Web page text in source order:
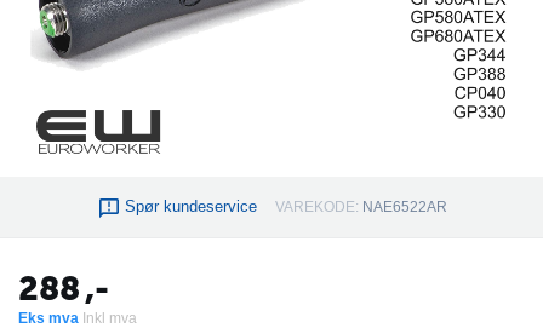
Spør kundeservice VAREKODE: NAE6522AR
288,-
Eks mva Inkl mva